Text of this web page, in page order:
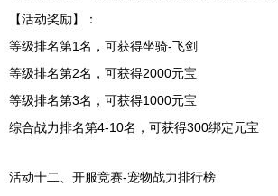
【活动奖励】：
等级排名第1名，可获得坐骑-飞剑
等级排名第2名，可获得2000元宝
等级排名第3名，可获得1000元宝
综合战力排名第4-10名，可获得300绑定元宝
活动十二、开服竞赛-宠物战力排行榜